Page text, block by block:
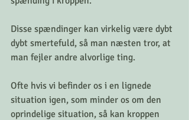
Disse spændinger kan virkelig være dybt
dybt smertefuld, så man næsten tror, at
man fejler andre alvorlige ting.
Ofte hvis vi befinder os i en lignede
situation igen, som minder os om den
oprindelige situation, så kan kroppen